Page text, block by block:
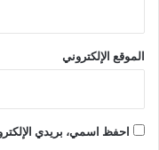
الموقع الإلكتروني
احفظ اسمي، بريدي